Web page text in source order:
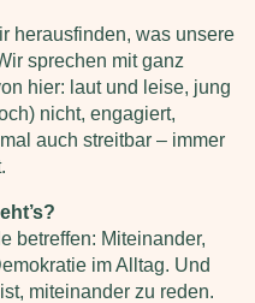
herausfinden, was unsere
sprechen mit ganz
hier: laut und leise, jung
nicht, engagiert,
auch streitbar – immer
betreffen: Miteinander,
im Alltag. Und
miteinander zu reden.